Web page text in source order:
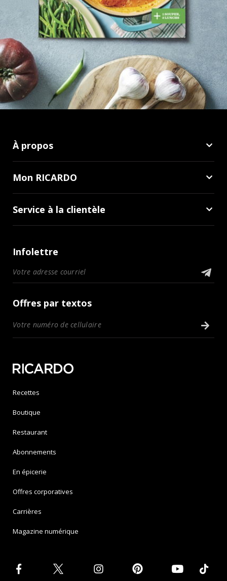
À propos
Mon RICARDO
Service à la clientèle
Infolettre
Offres par textos
Recettes
Boutique
Restaurant
Abonnements
En épicerie
Offres corporatives
Carrières
Magazine numérique